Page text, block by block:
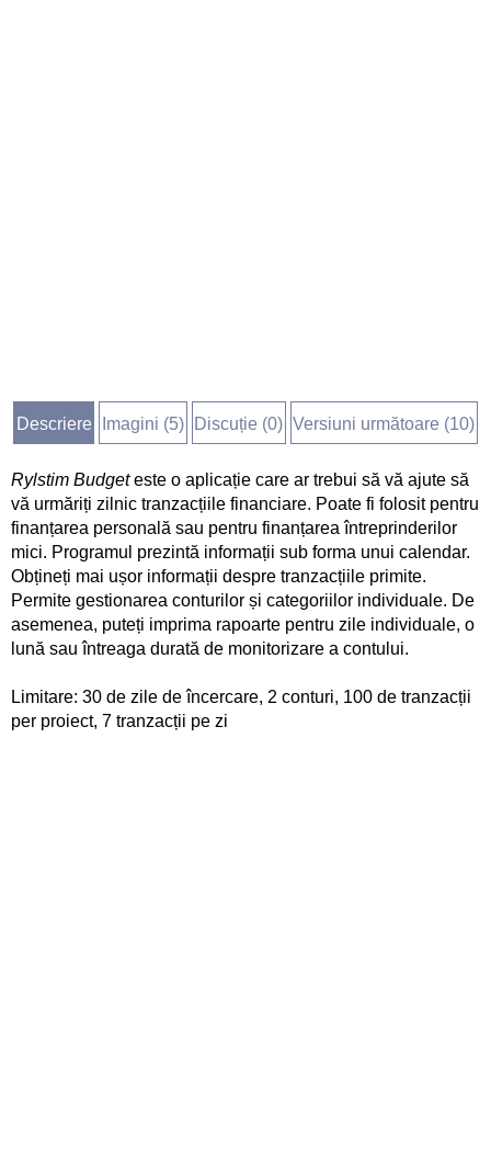
Descriere Imagini (5) Discuție (0) Versiuni următoare (10)
Rylstim Budgeteste o aplicație care ar trebui să vă ajute să
vă urmăriți zilnic tranzacțiile financiare. Poate fi folosit pentru
finanțarea personală sau pentru finanțarea întreprinderilor
mici. Programul prezintă informații sub forma unui calendar.
Obțineți mai ușor informații despre tranzacțiile primite.
Permite gestionarea conturilor și categoriilor individuale. De
asemenea, puteți imprima rapoarte pentru zile individuale, o
lună sau întreaga durată de monitorizare a contului.
Limitare: 30 de zile de încercare, 2 conturi, 100 de tranzacții
per proiect, 7 tranzacții pe zi